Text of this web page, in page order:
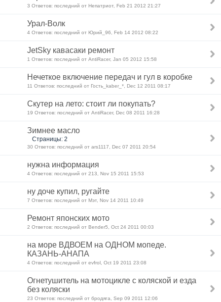
3 Ответов: последний от Непатриот, Feb 21 2012 21:27
Урал-Волк
4 Ответов: последний от Юрий_96, Feb 14 2012 08:22
JetSky кавасаки ремонт
1 Ответов: последний от AntiRacer, Jan 05 2012 15:58
Нечеткое включение передач и гул в коробке
11 Ответов: последний от Гость_kaber_*, Dec 12 2011 08:17
Скутер на лето: стоит ли покупать?
19 Ответов: последний от AntiRacer, Dec 08 2011 16:28
Зимнее масло
Страницы: 2
30 Ответов: последний от ars1117, Dec 07 2011 20:54
нужна информация
4 Ответов: последний от 213, Nov 15 2011 15:53
ну доче купил, ругайте
7 Ответов: последний от Мэт, Nov 14 2011 10:49
Ремонт японских мото
2 Ответов: последний от Bender5, Oct 24 2011 00:03
на море ВДВОЕМ на ОДНОМ мопеде.
КАЗАНЬ-АНАПА
4 Ответов: последний от evfrol, Oct 19 2011 23:08
Огнетушитель на мотоцикле с коляской и езда
без коляски
23 Ответов: последний от бродяга, Sep 09 2011 12:06